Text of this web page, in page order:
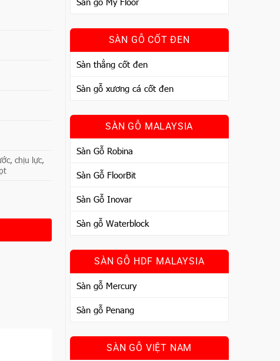
SÀN GỖ CỐT ĐEN
Sàn thẳng cốt đen
Sàn gỗ xương cá cốt đen
SÀN GỖ MALAYSIA
Sàn Gỗ Robina
Sàn Gỗ FloorBit
Sàn Gỗ Inovar
Sàn gỗ Waterblock
SÀN GỖ HDF MALAYSIA
Sàn gỗ Mercury
Sàn gỗ Penang
SÀN GỖ VIỆT NAM
chịu lực,